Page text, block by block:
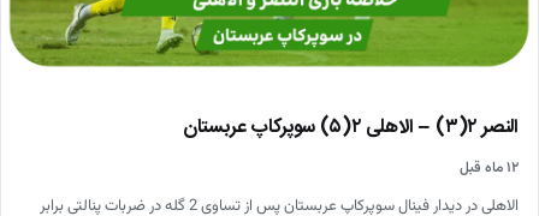
النصر ۲(۳) – الاهلی ۲(۵) سوپرکاپ عربستان
۱۲ ماه قبل
الاهلی در دیدار فینال سوپرکاپ عربستان پس از تساوی 2 گله در ضربات پنالتی برابر